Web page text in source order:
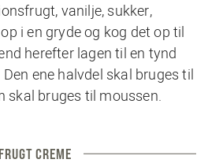
vanilje, sukker,
i en gryde og kog det op til
herefter lagen til en tynd
ene halvdel skal bruges til
skal bruges til moussen.
CREME